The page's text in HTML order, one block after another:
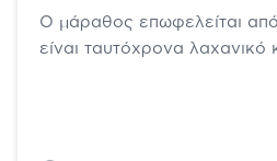
Ο μάραθος επωφελείται
είναι ταυτόχρονα λαχανικό